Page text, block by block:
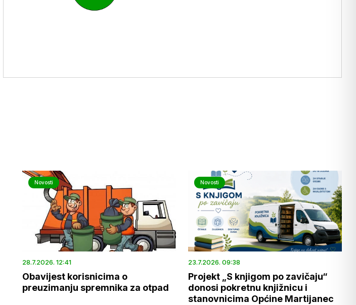
Novosti
28.7.2026. 12:41
Obavijest korisnicima o
preuzimanju spremnika za otpad
Novosti
23.7.2026. 09:38
Projekt „S knjigom po zavičaju“
donosi pokretnu knjižnicu i
stanovnicima Općine Martijanec